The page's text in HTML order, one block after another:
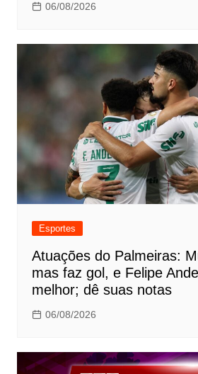
06/08/2026
Esportes
Atuações do Palmeiras:
mas faz gol, e Felipe
melhor; dê suas notas
06/08/2026